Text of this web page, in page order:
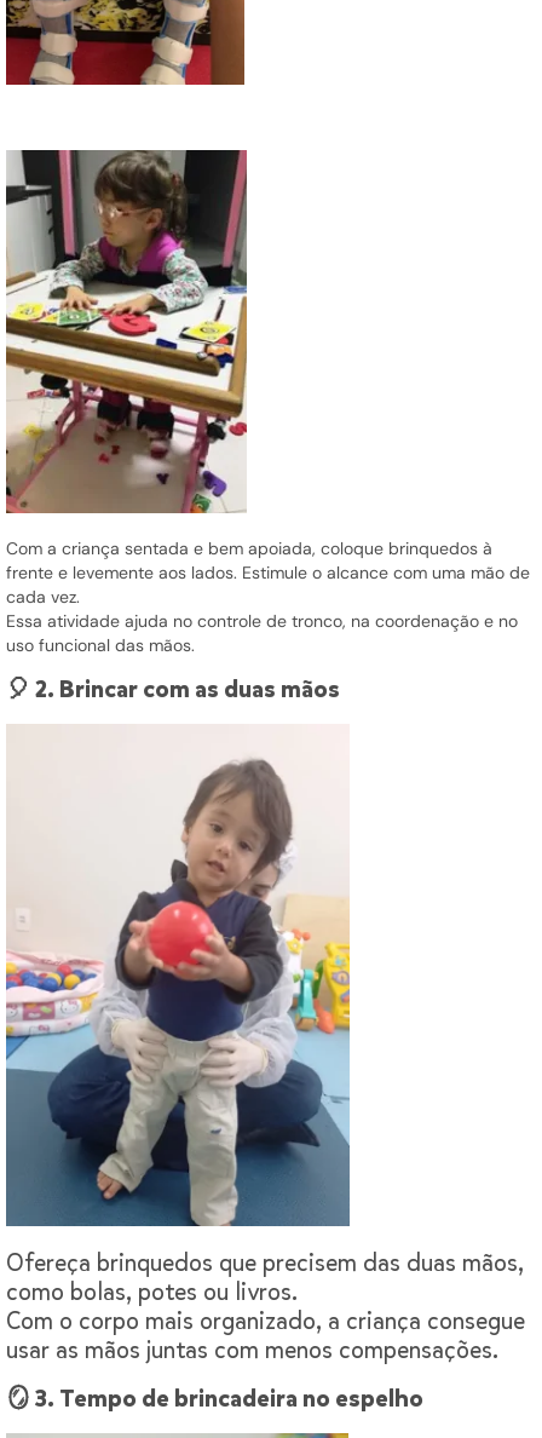
Com a criança sentada e bem apoiada, coloque brinquedos à
frente e levemente aos lados. Estimule o alcance com uma mão de
cada vez.
Essa atividade ajuda no controle de tronco, na coordenação e no
uso funcional das mãos.
🎈 2. Brincar com as duas mãos
Ofereça brinquedos que precisem das duas mãos,
como bolas, potes ou livros.
Com o corpo mais organizado, a criança consegue
usar as mãos juntas com menos compensações.
🪞 3. Tempo de brincadeira no espelho